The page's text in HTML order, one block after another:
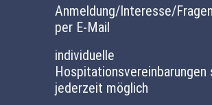
Anmeldung/Interesse/
per E-Mail
individuelle
Hospitationsvereinbarungen
jederzeit möglich